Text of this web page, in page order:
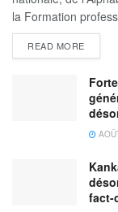
la Formation
READ MORE
fact-